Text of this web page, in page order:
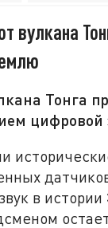
вулкана
Тонга
цифровой
в